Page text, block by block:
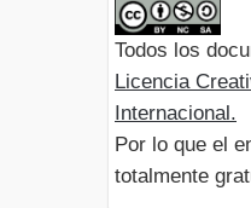
Todos los
Licencia
Internacional.
Por lo que el
totalmente